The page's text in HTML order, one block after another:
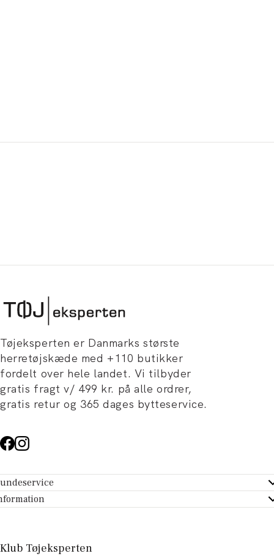
Tøjeksperten er Danmarks største
herretøjskæde med +110 butikker
fordelt over hele landet. Vi tilbyder
gratis fragt v/ 499 kr. på alle ordrer,
gratis retur og 365 dages bytteservice.
- Hjælpecenter
dit køb
Tøjeksperten
og artikler
Klub Tøjeksperten